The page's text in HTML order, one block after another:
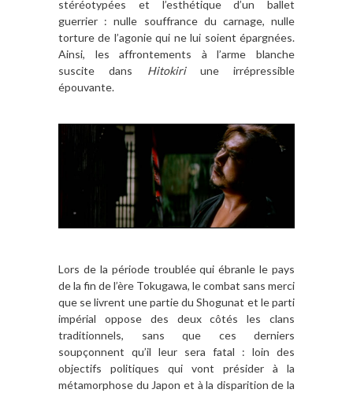
stéréotypées et l’esthétique d’un ballet
guerrier : nulle souffrance du carnage, nulle
torture de l’agonie qui ne lui soient épargnées.
Ainsi, les affrontements à l’arme blanche
suscite dans Hitokiriune irrépressible
épouvante.
Lors de la période troublée qui ébranle le pays
de la fin de l’ère Tokugawa, le combat sans merci
que se livrent une partie du Shogunat et le parti
impérial oppose des deux côtés les clans
traditionnels, sans que ces derniers
soupçonnent qu’il leur sera fatal : loin des
objectifs politiques qui vont présider à la
métamorphose du Japon et à la disparition de la